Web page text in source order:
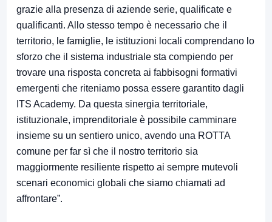
grazie alla presenza di aziende serie, qualificate e
qualificanti. Allo stesso tempo è necessario che il
territorio, le famiglie, le istituzioni locali comprendano lo
sforzo che il sistema industriale sta compiendo per
trovare una risposta concreta ai fabbisogni formativi
emergenti che riteniamo possa essere garantito dagli
ITS Academy. Da questa sinergia territoriale,
istituzionale, imprenditoriale è possibile camminare
insieme su un sentiero unico, avendo una ROTTA
comune per far sì che il nostro territorio sia
maggiormente resiliente rispetto ai sempre mutevoli
scenari economici globali che siamo chiamati ad
affrontare”.